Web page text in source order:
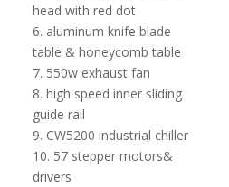
head with red dot
6. aluminum knife blade
table & honeycomb table
7. 550w exhaust fan
8. high speed inner sliding
guide rail
9. CW5200 industrial chiller
10. 57 stepper motors&
drivers